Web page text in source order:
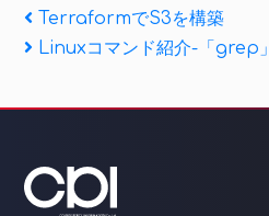
投
稿
ナ
ゲ
Previous
Post
TerraformでS3を構築
Next
Linuxコマンド紹介-「grep」